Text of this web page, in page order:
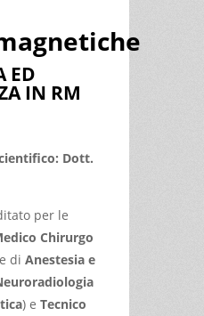
ED
IN RM
Dott.
per le
Chirurgo
di Anestesia e
) e Tecnico